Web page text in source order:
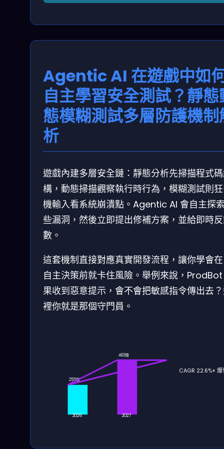
Agentic AI 在遊戲中如
自主學習安全測試？靜態
態模糊測試多層防護機制
析
遊戲內建多層安全鏈：靜態分析先掃描程式
構，動態掃描觀察執行時行為，模糊測試則
機輸入看系統崩潰點。Agentic AI 會自主探
些漏洞，然後立即提出修補方案，並給即時
數。
這套機制直接對應真實開發流程，讓你學會
自主決策前就卡住風險。舉例來說，
果收到惡意提示，會不會把敏感指令傳出去
裡你就是那個守門員。
2026
255億
2027
463億
CAGR 22.6%+